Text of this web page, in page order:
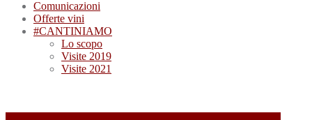
Comunicazioni
Offerte vini
#CANTINIAMO
Lo scopo
Visite 2019
Visite 2021